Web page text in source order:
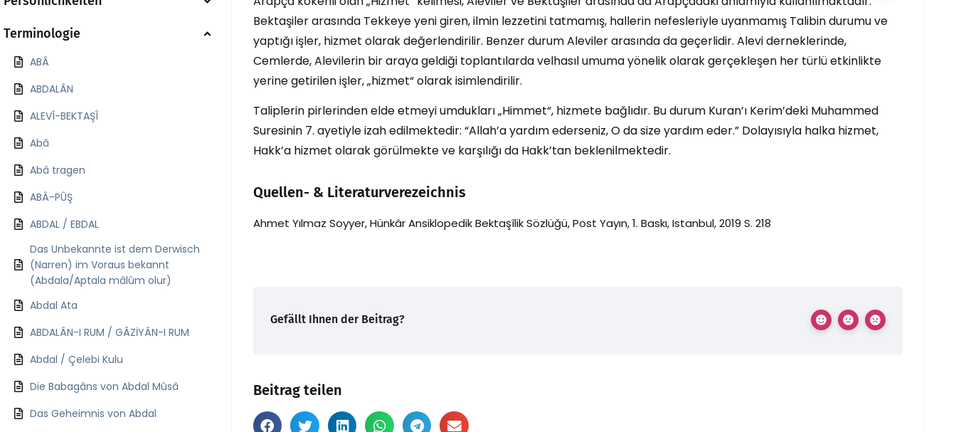
Terminologie
ABÂ
ABDALÂN
ALEVÎ-BEKTAŞÎ
Abâ
Abâ tragen
ABÂ-PÛŞ
ABDAL / EBDAL
Das Unbekannte ist dem Derwisch
(Narren) im Voraus bekannt
(Abdala/Aptala mâlûm olur)
Abdal Ata
ABDALÂN-I RUM / GÂZİYÂN-I RUM
Abdal / Çelebi Kulu
Die Babagâns von Abdal Mûsâ
Das Geheimnis von Abdal
Bektaşiler arasında Tekkeye yeni giren, ilmin lezzetini tatmamış, hallerin nefesleriyle uyanmamış Talibin durumu ve
yaptığı işler, hizmet olarak değerlendirilir. Benzer durum Aleviler arasında da geçerlidir. Alevi derneklerinde,
Cemlerde, Alevilerin bir araya geldiği toplantılarda velhasıl umuma yönelik olarak gerçekleşen her türlü etkinlikte
yerine getirilen işler, „hizmet“ olarak isimlendirilir.
Taliplerin pirlerinden elde etmeyi umdukları „Himmet“, hizmete bağlıdır. Bu durum Kuran’ı Kerim’deki Muhammed
Suresinin 7. ayetiyle izah edilmektedir: “Allah’a yardım ederseniz, O da size yardım eder.” Dolayısıyla halka hizmet,
Hakk’a hizmet olarak görülmekte ve karşılığı da Hakk’tan beklenilmektedir.
Quellen- & Literaturverezeichnis
Ahmet Yılmaz Soyyer, Hünkâr Ansiklopedik Bektaşîlik Sözlüğü, Post Yayın, 1. Baskı, Istanbul, 2019 S. 218
Gefällt Ihnen der Beitrag?
Beitrag teilen